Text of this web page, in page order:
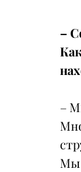
–
–
Мы